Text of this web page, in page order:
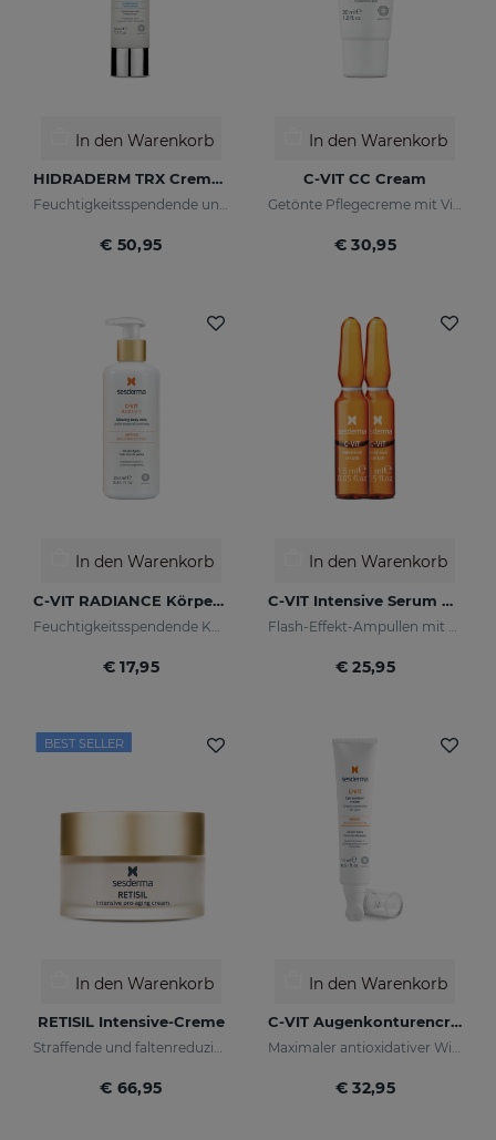
In den Warenkorb
HIDRADERM TRX Cremegel
Feuchtigkeitsspendende und aufhellende Wirkung für Mischhaut
€ 50,95
In den Warenkorb
C-VIT CC Cream
Getönte Pflegecreme mit Vitamin C und Hyaluronsäure
€ 30,95
In den Warenkorb
C-VIT RADIANCE Körpermilch Mit Leuchtkraft
€ 17,95
In den Warenkorb
C-VIT Intensive Serum Ampullen
€ 25,95
BEST SELLER
In den Warenkorb
RETISIL Intensive-Creme
Straffende und faltenreduzierende Pro-Aging-Gesichtscreme
€ 66,95
In den Warenkorb
C-VIT Augenkonturencreme
Maximaler antioxidativer Wirkung
€ 32,95